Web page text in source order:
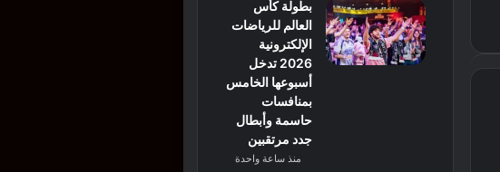
بطولة كأس
العالم للرياضات
الإلكترونية
2026 تدخل
أسبوعها الخامس
بمنافسات
حاسمة وأبطال
جدد مرتقبين
منذ ساعة واحدة